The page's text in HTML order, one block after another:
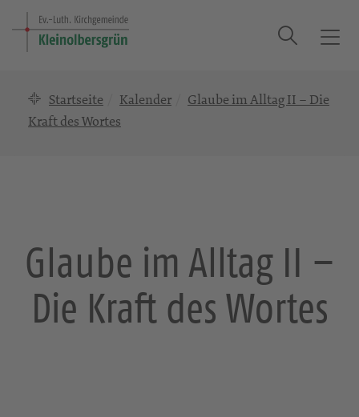
T
g
o
Suche
Startseite Kalender
Glaube im Alltag II – Die
Kraft des Wortes
Glaube im Alltag II –
Die Kraft des Wortes